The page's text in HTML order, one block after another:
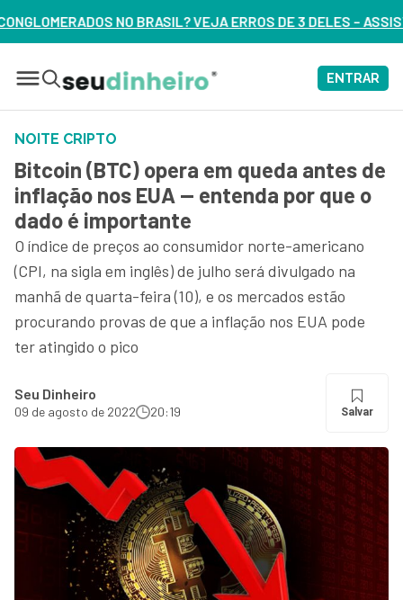
VEJA ERROS DE 3 DELES – ASSISTA AGORA
ENTRAR
NOITE CRIPTO
Bitcoin (BTC) opera em queda antes de
inflação nos EUA — entenda por que o
dado é importante
O índice de preços ao consumidor norte-americano
(CPI, na sigla em inglês) de julho será divulgado na
manhã de quarta-feira (10), e os mercados estão
procurando provas de que a inflação nos EUA pode
ter atingido o pico
Seu Dinheiro
09 de agosto de 2022 20:19 Salvar